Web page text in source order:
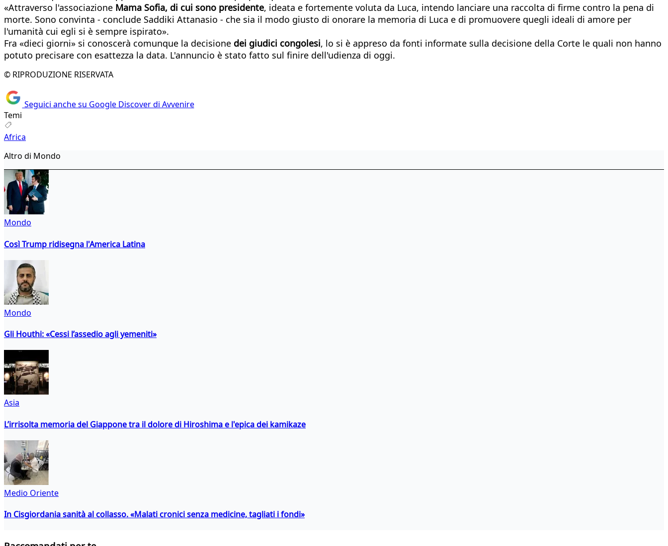
«Attraverso l'associazione Mama Sofia, di cui sono presidente, ideata e fortemente voluta da Luca, intendo lanciare una raccolta di firme contro la pena di
morte. Sono convinta - conclude Saddiki Attanasio - che sia il modo giusto di onorare la memoria di Luca e di promuovere quegli ideali di amore per
l'umanità cui egli si è sempre ispirato».
Fra «dieci giorni» si conoscerà comunque la decisione dei giudici congolesi, lo si è appreso da fonti informate sulla decisione della Corte le quali non hanno
potuto precisare con esattezza la data. L'annuncio è stato fatto sul finire dell'udienza di oggi.
© RIPRODUZIONE RISERVATA
Seguici anche su Google Discover di Avvenire
Temi
Africa
Altro di Mondo
Mondo
Così Trump ridisegna l'America Latina
Mondo
Gli Houthi: «Cessi l’assedio agli yemeniti»
Asia
L’irrisolta memoria del Giappone tra il dolore di Hiroshima e l'epica dei kamikaze
Medio Oriente
In Cisgiordania sanità al collasso. «Malati cronici senza medicine, tagliati i fondi»